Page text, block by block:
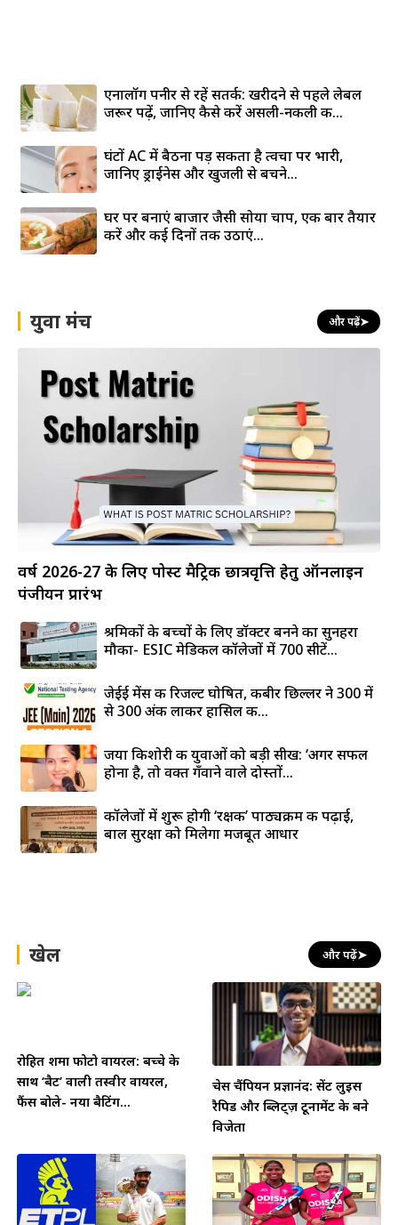
एनालॉग पनीर से रहें सतर्क: खरीदने से पहले लेबल
जरूर पढ़ें, जानिए कैसे करें असली-नकली की...
घंटों AC में बैठना पड़ सकता है त्वचा पर भारी,
जानिए ड्राईनेस और खुजली से बचने...
घर पर बनाएं बाजार जैसी सोया चाप, एक बार तैयार
करें और कई दिनों तक उठाएं...
युवा मंच और पढ़ें➤
वर्ष 2026-27 के लिए पोस्ट मैट्रिक छात्रवृत्ति हेतु ऑनलाइन
पंजीयन प्रारंभ
श्रमिकों के बच्चों के लिए डॉक्टर बनने का सुनहरा
मौका- ESIC मेडिकल कॉलेजों में 700 सीटें...
जेईई मेंस की रिजल्ट घोषित, कबीर छिल्लर ने 300 में
से 300 अंक लाकर हासिल की...
जया किशोरी की युवाओं को बड़ी सीख: ‘अगर सफल
होना है, तो वक्त गँवाने वाले दोस्तों...
कॉलेजों में शुरू होगी ‘रक्षक’ पाठ्यक्रम की पढ़ाई,
बाल सुरक्षा को मिलेगा मजबूत आधार
खेल और पढ़ें➤
रोहित शर्मा फोटो वायरल: बच्चे के
साथ ‘बैट’ वाली तस्वीर वायरल,
फैंस बोले- नया बैटिंग...
चेस चैंपियन प्रज्ञानंद: सेंट लुइस
रैपिड और ब्लिट्ज़ टूर्नामेंट के बने
विजेता